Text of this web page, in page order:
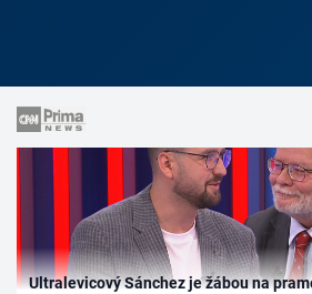
Ultralevicový Sánchez je žábou na